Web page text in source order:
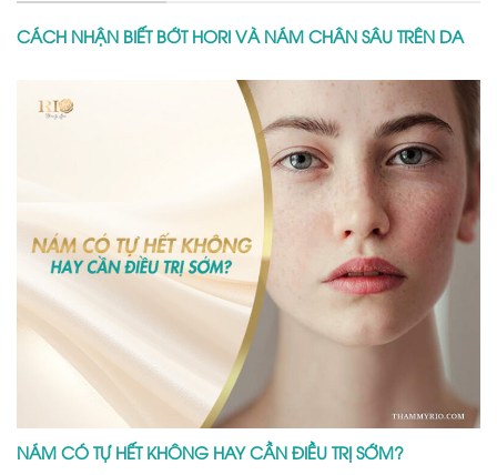
CÁCH NHẬN BIẾT BỚT HORI VÀ NÁM CHÂN SÂU TRÊN DA
NÁM CÓ TỰ HẾT KHÔNG HAY CẦN ĐIỀU TRỊ SỚM?